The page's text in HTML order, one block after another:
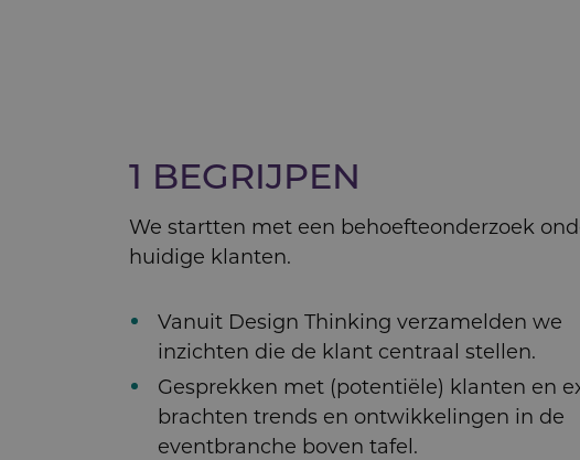
1 BEGRIJPEN
We startten met een behoefteonderzoek
huidige klanten.
Vanuit Design Thinking verzamelden we
inzichten die de klant centraal stellen.
Gesprekken met (potentiële) klanten en
brachten trends en ontwikkelingen in de
eventbranche boven tafel.